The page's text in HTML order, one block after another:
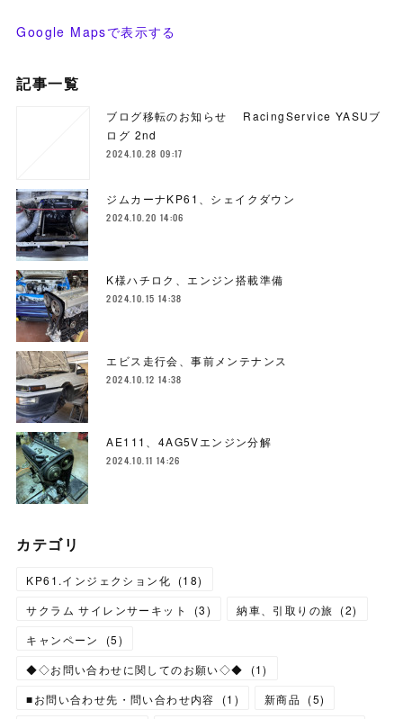
Google Mapsで表示する
記事一覧
ブログ移転のお知らせ RacingService YASUブ
ログ 2nd
2024.10.28 09:17
ジムカーナKP61、シェイクダウン
2024.10.20 14:06
K様ハチロク、エンジン搭載準備
2024.10.15 14:38
エビス走行会、事前メンテナンス
2024.10.12 14:38
AE111、4AG5Vエンジン分解
2024.10.11 14:26
カテゴリ
KP61.インジェクション化 (18)
サクラム サイレンサーキット
(3) 納車、引取りの旅 (2)
キャンペーン
(5)
◆◇お問い合わせに関してのお願い◇◆
(1)
■お問い合わせ先・問い合わせ内容
(1 ) 新商品 (5)